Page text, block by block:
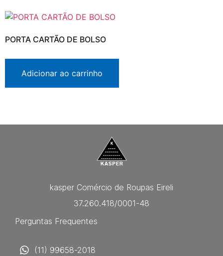
PORTA CARTÃO DE BOLSO
Adicionar ao carrinho
kasper Comércio de Roupas Eireli
37.260.418/0001-48
Perguntas Frequentes
(11) 99658-2018